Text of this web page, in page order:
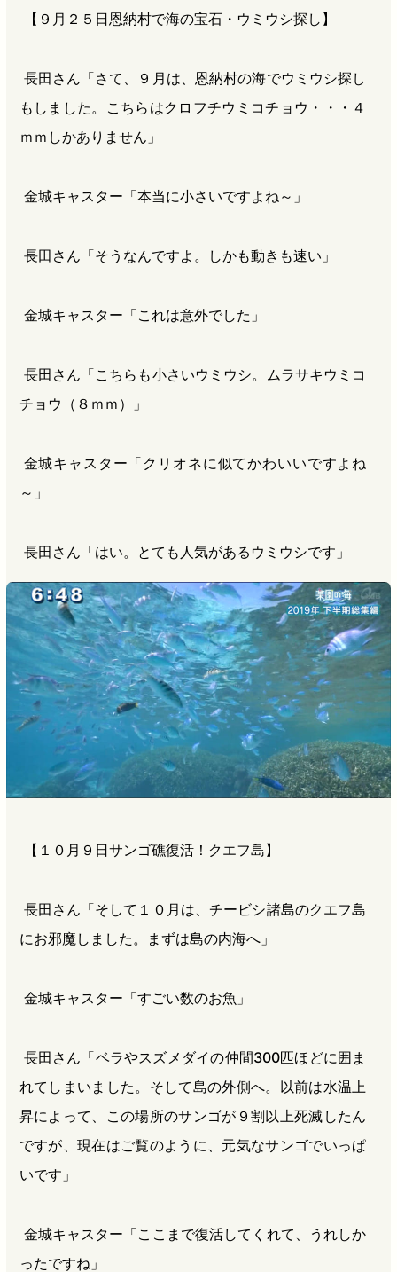
【９月２５日恩納村で海の宝石・ウミウシ探し】
長田さん「さて、９月は、恩納村の海でウミウシ探し
もしました。こちらはクロフチウミコチョウ・・・４
ｍｍしかありません」
金城キャスター「本当に小さいですよね～」
長田さん「そうなんですよ。しかも動きも速い」
金城キャスター「これは意外でした」
長田さん「こちらも小さいウミウシ。ムラサキウミコ
チョウ（８ｍｍ）」
金城キャスター「クリオネに似てかわいいですよね
～」
長田さん「はい。とても人気があるウミウシです」
【１０月９日サンゴ礁復活！クエフ島】
長田さん「そして１０月は、チービシ諸島のクエフ島
にお邪魔しました。まずは島の内海へ」
金城キャスター「すごい数のお魚」
長田さん「ベラやスズメダイの仲間300匹ほどに囲ま
れてしまいました。そして島の外側へ。以前は水温上
昇によって、この場所のサンゴが９割以上死滅したん
ですが、現在はご覧のように、元気なサンゴでいっぱ
いです」
金城キャスター「ここまで復活してくれて、うれしか
ったですね」